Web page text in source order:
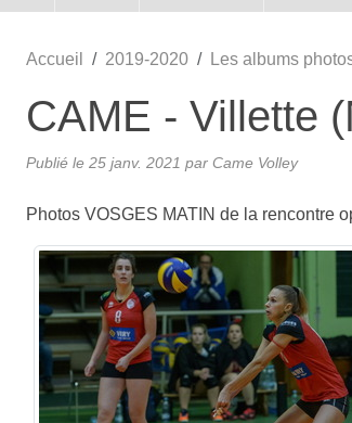
Accueil 2019-2020 Les albums
CAME - Villette
Publié le 25 janv. 2021 par Came Volley
Photos VOSGES MATIN de la rencontre